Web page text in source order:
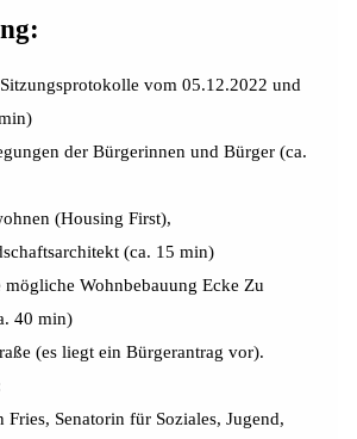
vom 05.12.2022 und
der Bürgerinnen und Bürger (ca.
(Housing First),
(ca. 15 min)
mögliche Wohnbebauung Ecke Zu
40 min)
(es liegt ein Bürgerantrag vor).
Fries, Senatorin für Soziales, Jugend,